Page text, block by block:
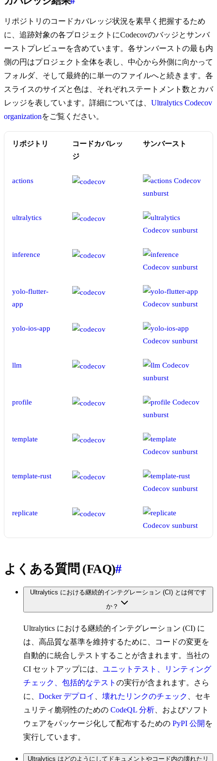
リポジトリのコードカバレッジ状況を素早く把握するため
に、追跡対象の各プロジェクトにCodecovのバッジとサンバ
ーストプレビューを含めています。各サンバーストの最も内
側の円はプロジェクト全体を表し、中心から外側に向かって
フォルダ、そして最終的に単一のファイルへと続きます。各
スライスのサイズと色は、それぞれステートメント数とカバ
レッジを表しています。詳細については、 Ultralytics Codecov
organizationをご覧ください。
リポジトリ
コードカバレッ
ジ
サンバースト
actions
ultralytics
inference
yolo-flutter-
app
yolo-ios-app
llm
profile
template
template-rust
replicate
よくある質問 (FAQ)#
Ultralytics における継続的インテグレーション (CI) とは何です
か？
Ultralytics における継続的インテグレーション (CI) に
は、高品質な基準を維持するために、コードの変更を
自動的に統合しテストすることが含まれます。当社の
CI セットアップには、 ユニットテスト、リンティング
チェック、包括的なテスト の実行が含まれます。さら
に、 Docker デプロイ 壊れたリンクのチェック
、セキ
ュリティ脆弱性のための CodeQL 分析 、およびソフト
ウェアをパッケージ化して配布するための PyPI 公開 を
実行しています。
Ultralytics はどのようにしてドキュメントやコード内の壊れたリ